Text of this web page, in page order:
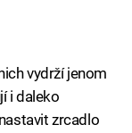
vydrží jenom
i daleko
zrcadlo